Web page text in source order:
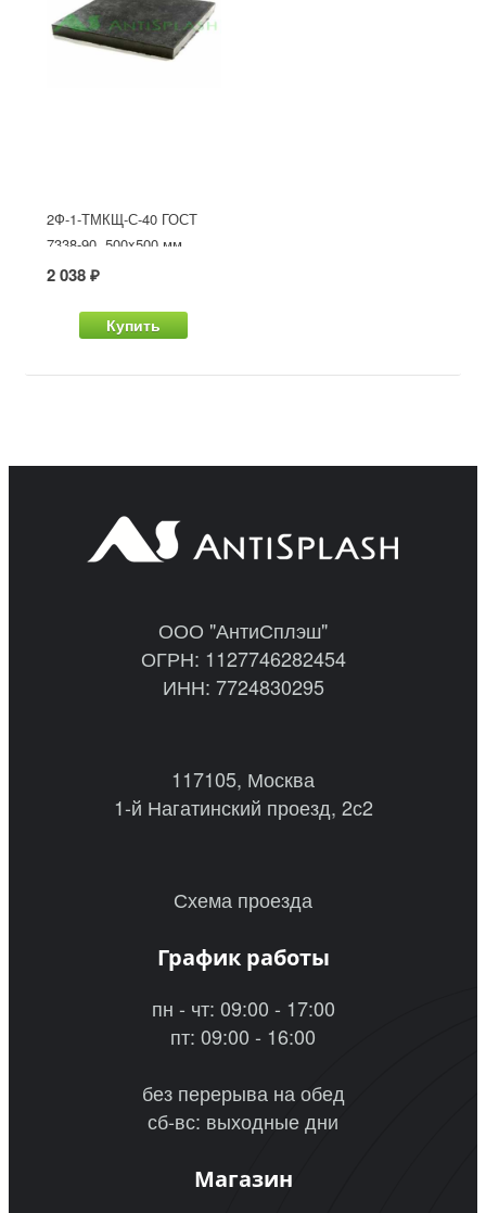
2Ф-1-ТМКЩ-С-40 ГОСТ
7338-90, 500x500 мм
2 038 ₽
Купить
ООО "АнтиСплэш"
ОГРН: 1127746282454
ИНН: 7724830295
117105, Москва
1-й Нагатинский проезд, 2с2
Схема проезда
График работы
пн - чт: 09:00 - 17:00
пт: 09:00 - 16:00
без перерыва на обед
сб-вс: выходные дни
Магазин